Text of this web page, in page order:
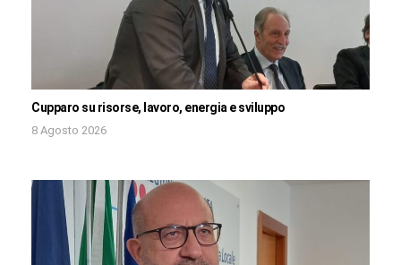
Cupparo su risorse, lavoro, energia e sviluppo
8 Agosto 2026